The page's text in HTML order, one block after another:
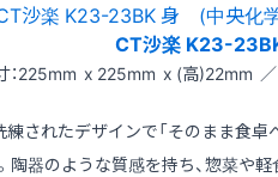
CT沙楽 K23-
：225mm x 225mm x (高)22mm ／
練されたデザインで「そのまま食
陶器のような質感を持ち、惣菜や